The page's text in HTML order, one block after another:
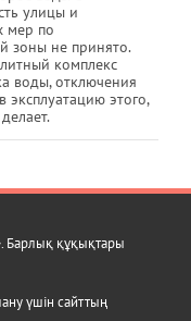
улицы и
мер по
зоны не принято.
комплекс
воды, отключения
эксплуатацию этого,
Барлық құқықтары
үшін сайттың